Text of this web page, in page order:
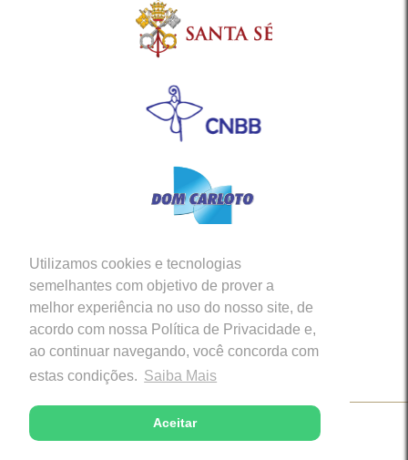
Utilizamos cookies e tecnologias
semelhantes com objetivo de prover a
melhor experiência no uso do nosso site, de
acordo com nossa Política de Privacidade e,
ao continuar navegando, você concorda com
estas condições. Saiba Mais
Aceitar
Siga-nos em nossas Redes Sociais
Copyright © 2026 - Diocese de Caratinga (MG)